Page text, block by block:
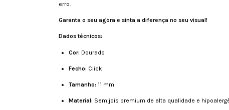
erro.
Garanta o seu agora e sinta a diferença no seu visual!
Dados técnicos:
Cor: Dourado
Fecho: Click
Tamanho: 11 mm
Material: Semijois premium de alta qualidade e